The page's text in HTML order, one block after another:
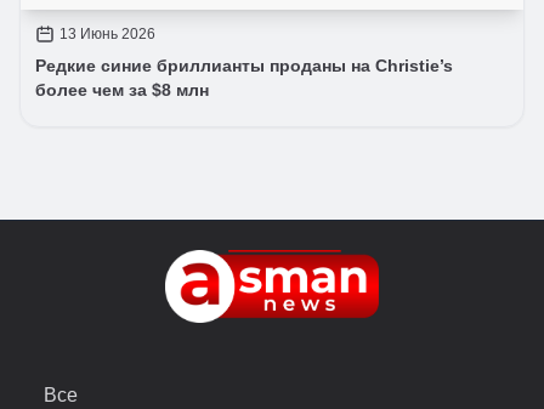
13 Июнь 2026
Редкие синие бриллианты проданы на Christie’s
более чем за $8 млн
Все